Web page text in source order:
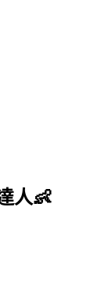
人👶